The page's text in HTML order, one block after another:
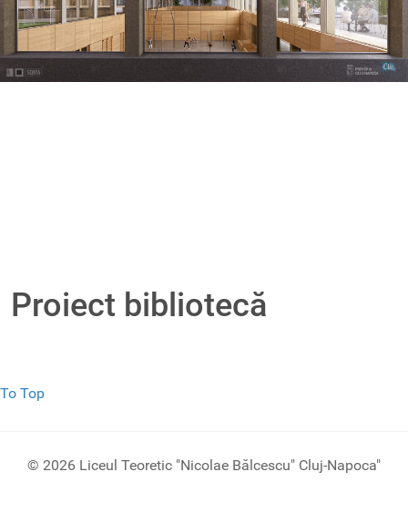
Proiect bibliotecă
To Top
© 2026 Liceul Teoretic "Nicolae Bălcescu" Cluj-Napoca"